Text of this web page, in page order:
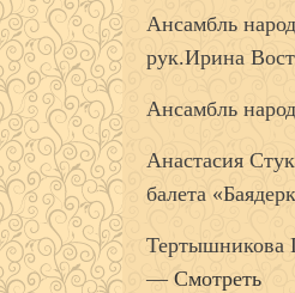
Ансамбль
рук.Ирина
Ансамбль
Анастасия
балета
Тертышникова
— Смотреть